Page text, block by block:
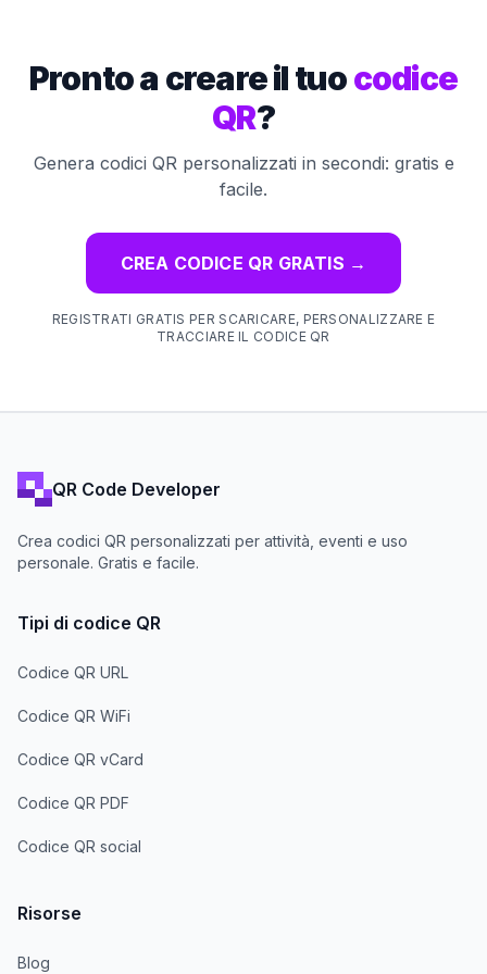
Pronto a creare il tuocodice
QR?
Genera codici QR personalizzati in secondi: gratis e
facile.
CREA CODICE QR GRATIS →
REGISTRATI GRATIS PER SCARICARE, PERSONALIZZARE E
TRACCIARE IL CODICE QR
QR Code Developer
Crea codici QR personalizzati per attività, eventi e uso
personale. Gratis e facile.
Tipi di codice QR
Codice QR URL
Codice QR WiFi
Codice QR vCard
Codice QR PDF
Codice QR social
Risorse
Blog